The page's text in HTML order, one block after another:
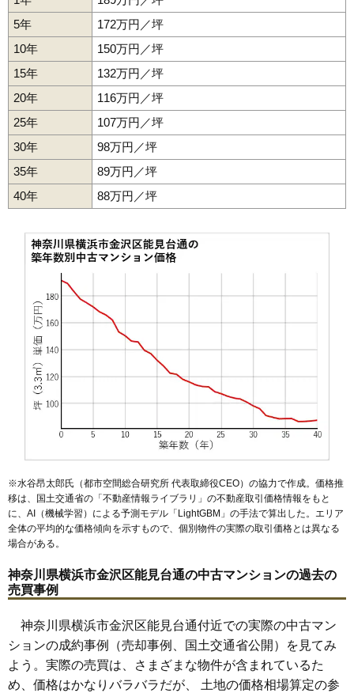
無料一括査定をする
ライフヒルズ金沢八景サウスヒル
住所 神奈川県横浜市金沢区六浦2丁目
交通 金沢八景駅（12分）、六浦駅（12分）
相場 2,760万円～2,960万円
(40.6万円/㎡~43.5万円/㎡)
マンションナビで
無料一括査定をする
住所 神奈川県横浜市金沢区六浦5丁目
六浦駅（4分）
相場 2,650万円～2,850万円
(42.7万円/㎡~46.0万円/㎡)
マンションナビで
無料一括査定をする
5年
172万円／坪
10年
150万円／坪
15年
132万円／坪
20年
116万円／坪
25年
107万円／坪
30年
98万円／坪
35年
89万円／坪
40年
88万円／坪
※水谷昂太郎氏（都市空間総合研究所 代表取締役CEO）の協力で作成。価格推
移は、国土交通省の「 不動産情報ライブラリ 」の不動産取引価格情報をもと
に、AI（機械学習）による予測モデル「LightGBM」の手法で算出した。エリア
全体の平均的な価格傾向を示すもので、個別物件の実際の取引価格とは異なる
場合がある。
神奈川県横浜市金沢区能見台通の中古マンションの過去の
売買事例
神奈川県横浜市金沢区能見台通付近での実際の中古マン
ションの成約事例（売却事例、国土交通省公開）を見てみ
よう。実際の売買は、さまざまな物件が含まれているた
め、価格はかなりバラバラだが、 土地の価格相場算定の参